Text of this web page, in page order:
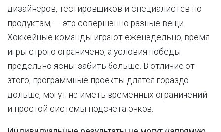
дизайнеров, тестировщиков и специалистов по
продуктам, — это совершенно разные вещи.
Хоккейные команды играют еженедельно, время
игры строго ограничено, а условия победы
предельно ясны: забить больше. В отличие от
этого, программные проекты длятся гораздо
дольше, могут не иметь временных ограничений
и простой системы подсчета очков.